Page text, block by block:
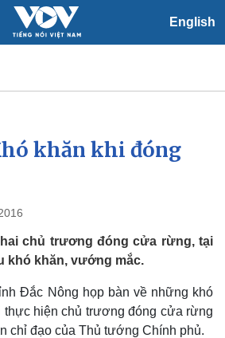
English
Xã hội
Việc làm
Biển đảo
khăn khi đóng
chủ trương đóng cửa rừng, tại
khó khăn, vướng mắc.
Đắc Nông họp bàn về những khó
thực hiện chủ trương đóng cửa rừng
chỉ đạo của Thủ tướng Chính phủ.